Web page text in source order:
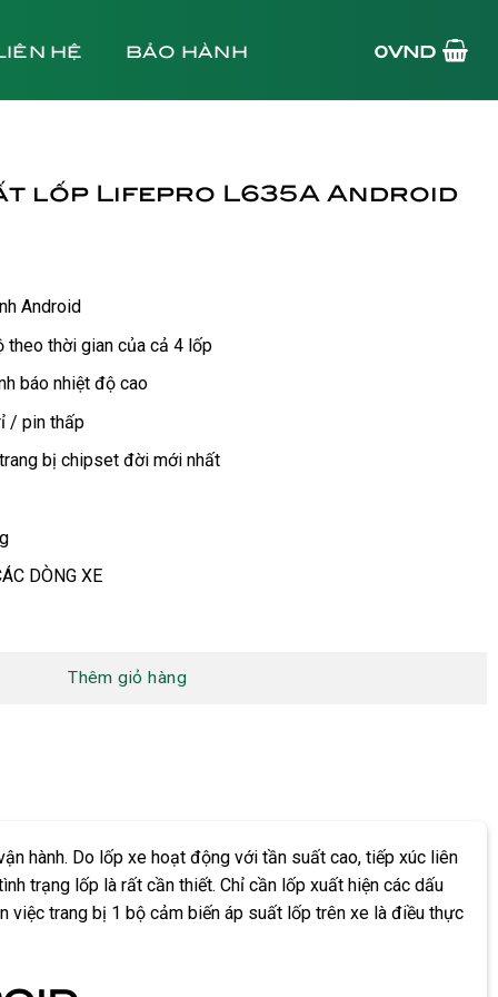
HỆ BẢO HÀNH 0VND
lốp Lifepro L635A Android
Android
theo thời gian của cả 4 lốp
báo nhiệt độ cao
/ pin thấp
bị chipset đời mới nhất
DÒNG XE
Thêm giỏ hàng
hành. Do lốp xe hoạt động với tần suất cao, tiếp xúc liên
trạng lốp là rất cần thiết. Chỉ cần lốp xuất hiện các dấu
việc trang bị 1 bộ cảm biến áp suất lốp trên xe là điều thực